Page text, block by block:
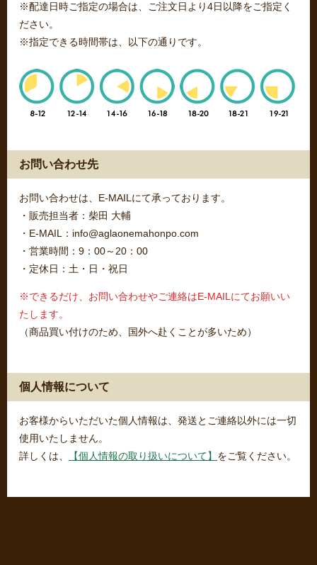
※配達日時ご指定の場合は、ご注文日より4日以降をご指定く
ださい。
※指定できる時間帯は、以下の通りです。
お問い合わせ先
お問い合わせは、E-MAILにて承っております。
・販売担当者：柴田 大輔
・E-MAIL：info@aglaonemahonpo.com
・営業時間：9：00～20：00
・定休日：土・日・祝日
※できるだけ、お問い合わせやご連絡はE-MAILにてお願いい
たします。
（商品買い付けのため、国外へ赴くことが多いため）
個人情報について
お客様からいただいた個人情報は、発送とご連絡以外には一切
使用いたしません。
詳しくは、
【個人情報の取り扱いについて】 をご覧ください。